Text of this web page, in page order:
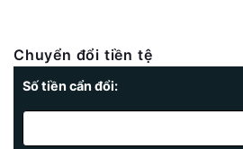
Chuyển đổi tiền tệ
Số tiền cẩn đổi: